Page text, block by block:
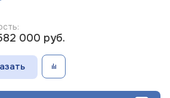
000 руб.